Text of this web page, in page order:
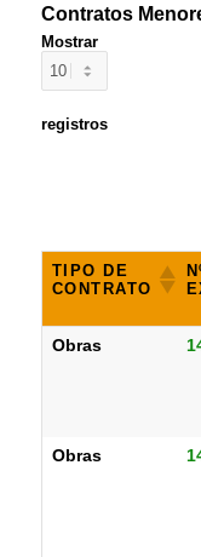
Contratos
Mostrar
registros
TIPO DE
CONTRATO
Obras
Obras